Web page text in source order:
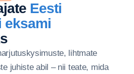
Eesti
eksami
lihtmate
juhiste abil – nii teate, mida